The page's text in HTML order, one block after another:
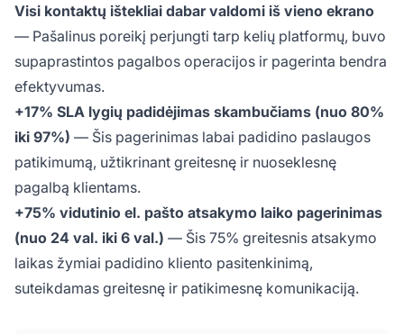
Visi kontaktų ištekliai dabar valdomi iš vieno ekrano
— Pašalinus poreikį perjungti tarp kelių platformų, buvo
supaprastintos pagalbos operacijos ir pagerinta bendra
efektyvumas.
+17% SLA lygių padidėjimas skambučiams (nuo 80%
iki 97%) — Šis pagerinimas labai padidino paslaugos
patikimumą, užtikrinant greitesnę ir nuoseklesnę
pagalbą klientams.
+75% vidutinio el. pašto atsakymo laiko pagerinimas
(nuo 24 val. iki 6 val.) — Šis 75% greitesnis atsakymo
laikas žymiai padidino kliento pasitenkinimą,
suteikdamas greitesnę ir patikimesnę komunikaciją.